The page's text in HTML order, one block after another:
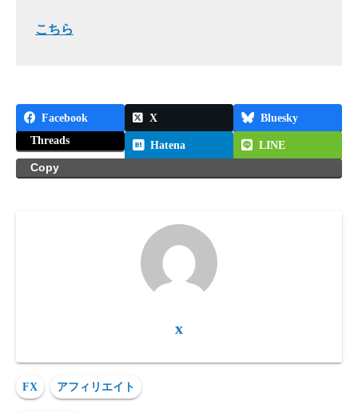
こちら
Facebook X
Bluesky
Threads
Hatena
LINE
Copy
x
FX アフィリエイト